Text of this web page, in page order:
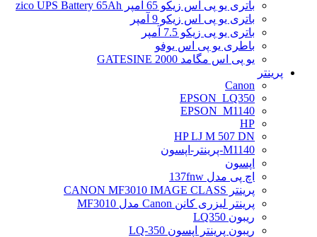
باتری یو پی اس زیکو 65 آمپر zico UPS Battery 65Ah
باتری یو پی اس زیکو 9 آمپر
باتری یو پی زیکو 7.5 آمپر
باطری یو پی اس یوفو
یو پی اس مگامد GATESINE 2000
پرینتر
Canon
EPSON_LQ350
EPSON_M1140
HP
HP LJ M 507 DN
M1140-پرینتر-اپسون
اپسون
اچ پی مدل 137fnw
پرینتر CANON MF3010 IMAGE CLASS
پرینتر لیزری کانن Canon مدل MF3010
ریبون LQ350
ریبون پرینتر اپسون LQ-350